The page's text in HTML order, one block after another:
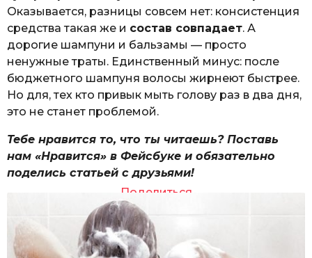
Оказывается, разницы совсем нет: консистенция
средства такая же и состав совпадает. А
дорогие шампуни и бальзамы — просто
ненужные траты. Единственный минус: после
бюджетного шампуня волосы жирнеют быстрее.
Но для, тех кто привык мыть голову раз в два дня,
это не станет проблемой.
Тебе нравится то, что ты читаешь? Поставь
нам «Нравится» в Фейсбуке и обязательно
поделись статьей с друзьями!
Поделиться